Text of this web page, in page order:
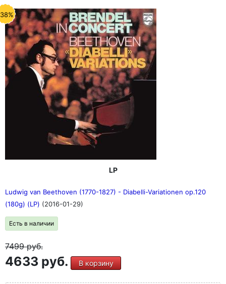
LP
Ludwig van Beethoven (1770-1827) - Diabelli-Variationen op.120
(180g) (LP) (2016-01-29)
Есть в наличии
7499руб.
4633 руб. В корзину